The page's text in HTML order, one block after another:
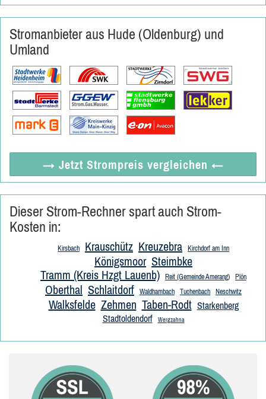
Stromanbieter aus Hude (Oldenburg) und
Umland
→ Jetzt Strompreis vergleichen ←
Dieser Strom-Rechner spart auch Strom-
Kosten in:
Kirsbach Krauschütz Kreuzebra Kirchdorf am Inn
Königsmoor Steimbke
Tramm (Kreis Hzgt Lauenb)
Reit (Gemeinde Amerang) Plön
Oberthal Schlaitdorf Waldhambach Tuchenbach Neschwitz
Walksfelde Zehmen Taben-Rodt Starkenberg
Stadtoldendorf
Wergzahna